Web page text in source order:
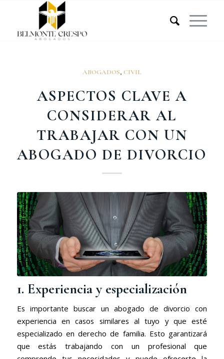
ABOGADOS, CIVIL
ASPECTOS CLAVE A
CONSIDERAR AL
TRABAJAR CON UN
ABOGADO DE DIVORCIO
1. Experiencia y especialización
Es importante buscar un abogado de divorcio con
experiencia en casos similares al tuyo y que esté
especializado en derecho de familia. Esto garantizará
que estás trabajando con un profesional que